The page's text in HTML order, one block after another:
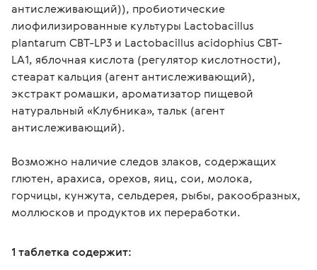
антислеживающий)), пробиотические
лиофилизированные культуры Lactobacillus
plantarum CBT-LP3 и Lactobacillus acidophius CBT-
LA1, яблочная кислота (регулятор кислотности),
стеарат кальция (агент антислеживающий),
экстракт ромашки, ароматизатор пищевой
натуральный «Клубника», тальк (агент
антислеживающий).
Возможно наличие следов злаков, содержащих
глютен, арахиса, орехов, яиц, сои, молока,
горчицы, кунжута, сельдерея, рыбы, ракообразных,
моллюсков и продуктов их переработки.
1 таблетка содержит: